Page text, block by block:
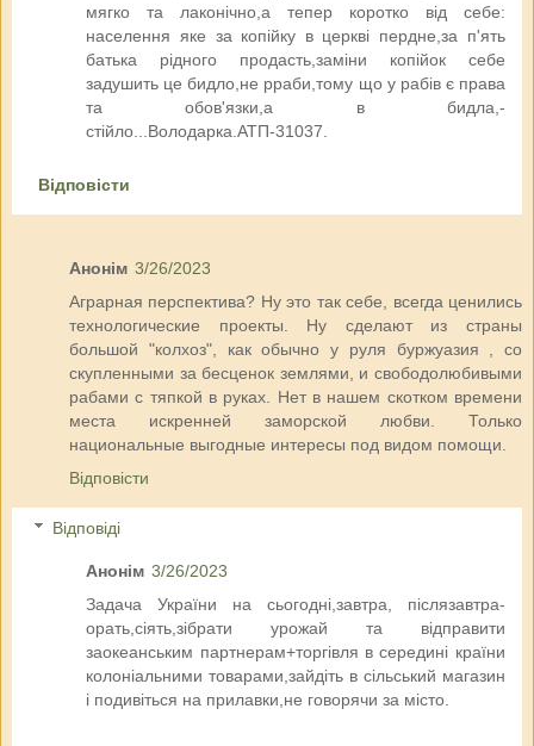
мягко та лаконічно,а тепер коротко від себе:
населення яке за копійку в церкві пердне,за п'ять
батька рідного продасть,заміни копійок себе
задушить це бидло,не рраби,тому що у рабів є права
та обов'язки,а в бидла,-
стійло...Володарка.АТП-31037.
Відповісти
Анонім 3/26/2023
Аграрная перспектива? Ну это так себе, всегда ценились
технологические проекты. Ну сделают из страны
большой "колхоз", как обычно у руля буржуазия , со
скупленными за бесценок землями, и свободолюбивыми
рабами с тяпкой в руках. Нет в нашем скотком времени
места искренней заморской любви. Только
национальные выгодные интересы под видом помощи.
Відповісти
Відповіді
Анонім 3/26/2023
Задача України на сьогодні,завтра, післязавтра-
орать,сіять,зібрати урожай та відправити
заокеанським партнерам+торгівля в середині країни
колоніальними товарами,зайдіть в сільський магазин
і подивіться на прилавки,не говорячи за місто.